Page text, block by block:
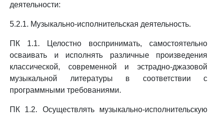
деятельности:
5.2.1. Музыкально-исполнительская деятельность.
ПК 1.1. Целостно воспринимать, самостоятельно
осваивать и исполнять различные произведения
классической, современной и эстрадно-джазовой
музыкальной литературы в соответствии с
программными требованиями.
ПК 1.2. Осуществлять музыкально-исполнительскую